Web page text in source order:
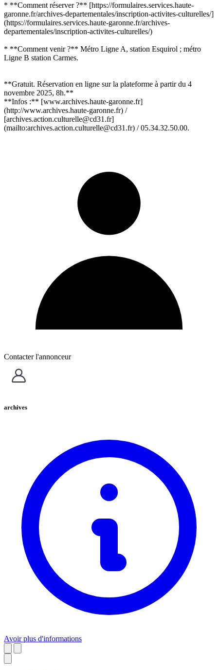
* **Comment réserver ?** [https://formulaires.services.haute-
garonne.fr/archives-departementales/inscription-activites-culturelles/]
(https://formulaires.services.haute-garonne.fr/archives-
departementales/inscription-activites-culturelles/)
* **Comment venir ?** Métro Ligne A, station Esquirol ; métro
Ligne B station Carmes.
**Gratuit. Réservation en ligne sur la plateforme à partir du 4
novembre 2025, 8h.**
**Infos :** [www.archives.haute-garonne.fr]
(http://www.archives.haute-garonne.fr) /
[archives.action.culturelle@cd31.fr]
(mailto:archives.action.culturelle@cd31.fr) / 05.34.32.50.00.
Contacter l'annonceur
archives
Avoir plus d'informations